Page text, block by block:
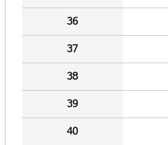
36
37
38
39
40